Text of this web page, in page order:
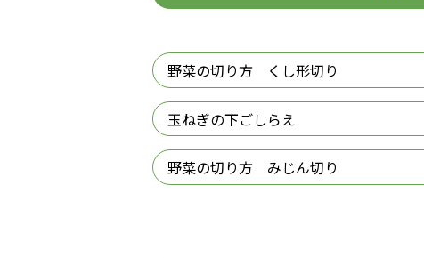
野菜の切り方 くし形切り
玉ねぎの下ごしらえ
野菜の切り方 みじん切り